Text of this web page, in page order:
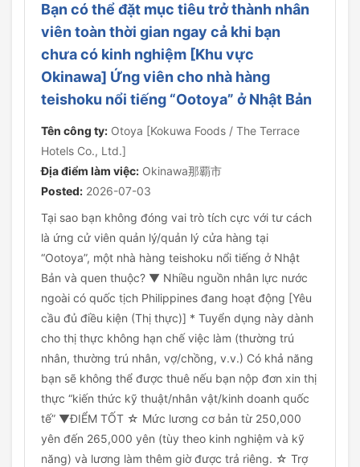
Bạn có thể đặt mục tiêu trở thành nhân
viên toàn thời gian ngay cả khi bạn
chưa có kinh nghiệm [Khu vực
Okinawa] Ứng viên cho nhà hàng
teishoku nổi tiếng “Ootoya” ở Nhật Bản
Tên công ty: Otoya [Kokuwa Foods / The Terrace
Hotels Co., Ltd.]
Địa điểm làm việc: Okinawa那覇市
Posted: 2026-07-03
Tại sao bạn không đóng vai trò tích cực với tư cách
là ứng cử viên quản lý/quản lý cửa hàng tại
“Ootoya”, một nhà hàng teishoku nổi tiếng ở Nhật
Bản và quen thuộc? ▼ Nhiều nguồn nhân lực nước
ngoài có quốc tịch Philippines đang hoạt động [Yêu
cầu đủ điều kiện (Thị thực)] * Tuyển dụng này dành
cho thị thực không hạn chế việc làm (thường trú
nhân, thường trú nhân, vợ/chồng, v.v.) Có khả năng
bạn sẽ không thể được thuê nếu bạn nộp đơn xin thị
thực “kiến thức kỹ thuật/nhân vật/kinh doanh quốc
tế” ▼ĐIỂM TỐT ☆ Mức lương cơ bản từ 250,000
yên đến 265,000 yên (tùy theo kinh nghiệm và kỹ
năng) và lương làm thêm giờ được trả riêng. ☆ Trợ